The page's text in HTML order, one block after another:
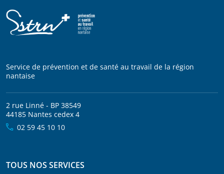
Service de prévention et de santé au travail de la région
nantaise
2 rue Linné - BP 38549
44185 Nantes cedex 4
02 59 45 10 10
TOUS NOS SERVICES